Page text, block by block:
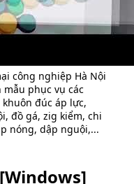
công nghiệp Hà Nội
mẫu phục vụ các
đúc áp lực,
đồ gá, zig kiểm, chi
nóng, dập nguội,...